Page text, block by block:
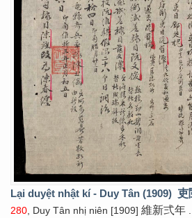
Lại duyệt nhật kí - Duy Tân (1909) 吏
280 , Duy Tân nhị niên [1909] 維新弍年